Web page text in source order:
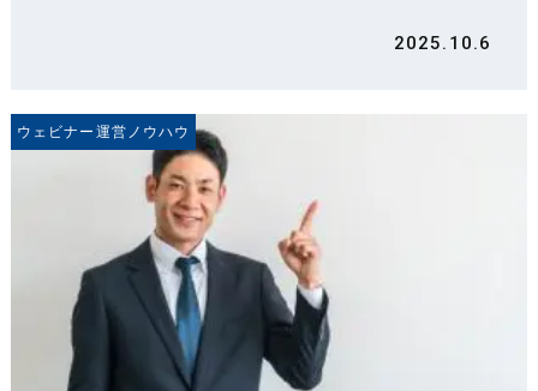
2025.10.6
ウェビナー運営ノウハウ